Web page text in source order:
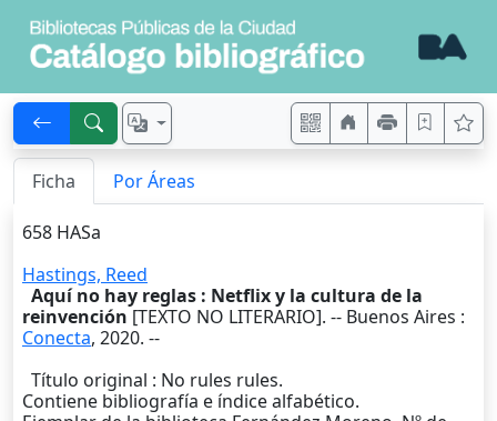
Ficha Por Áreas
658 HASa
Hastings, Reed
Aquí no hay reglas : Netflix y la cultura de la
reinvención [TEXTO NO LITERARIO]. -- Buenos Aires :
Conecta, 2020. --
Título original : No rules rules.
Contiene bibliografía e índice alfabético.